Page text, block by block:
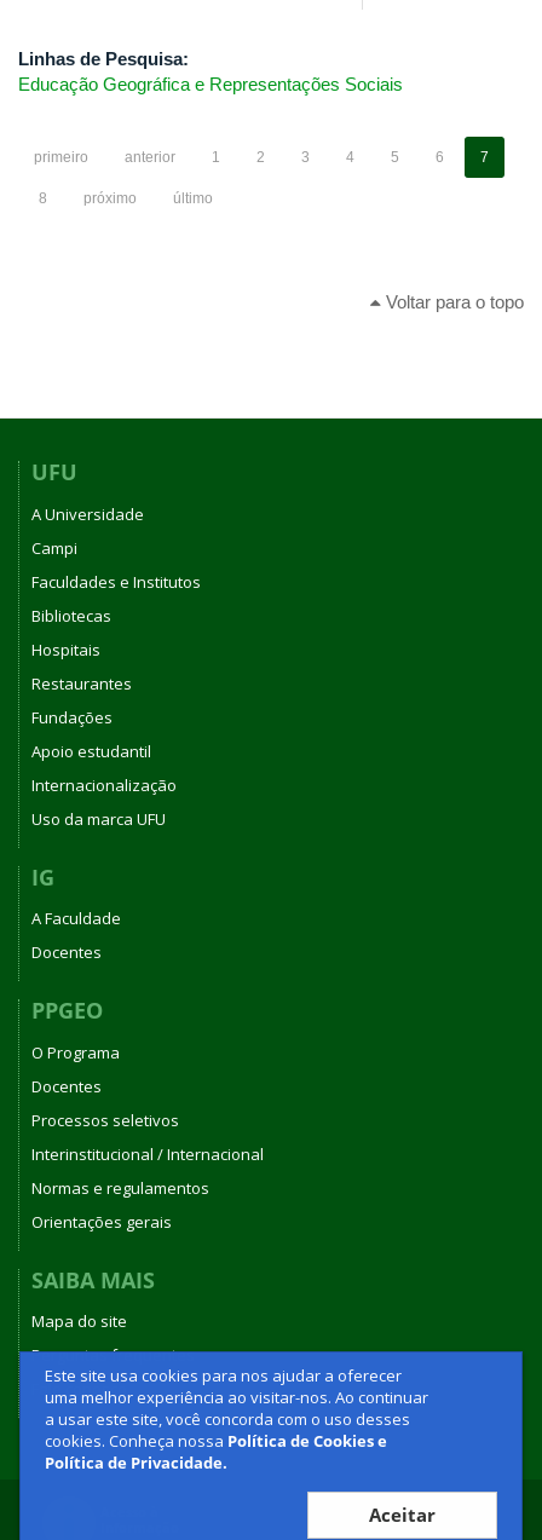
Este site usa cookies para nos ajudar a oferecer
uma melhor experiência ao visitar-nos. Ao continuar
a usar este site, você concorda com o uso desses
cookies. Conheça nossa Política de Cookies e
Política de Privacidade.
Aceitar
Linhas de Pesquisa:
Educação Geográfica e Representações Sociais
primeiro anterior 1 2 3 4 5 6 7
8 próximo último
Voltar para o topo
UFU
A Universidade
Campi
Faculdades e Institutos
Bibliotecas
Hospitais
Restaurantes
Fundações
Apoio estudantil
Internacionalização
Uso da marca UFU
IG
A Faculdade
Docentes
PPGEO
O Programa
Docentes
Processos seletivos
Interinstitucional / Internacional
Normas e regulamentos
Orientações gerais
SAIBA MAIS
Mapa do site
Perguntas frequentes
Fale conosco